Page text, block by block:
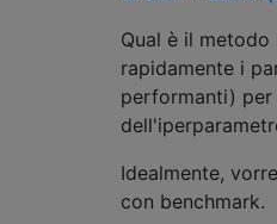
Qual è il
rapidamente i
performanti)
Idealmente,
con benchmark.